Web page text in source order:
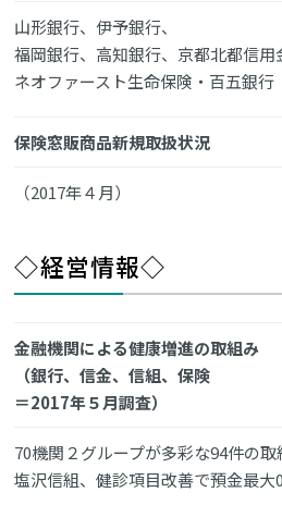
山形銀行、伊予銀行、
福岡銀行、高知銀行、京都北都信用
ネオファースト生命保険・百五銀行
保険窓販商品新規取扱状況
（2017年４月）
◇経営情報◇
金融機関による健康増進の取組み
（銀行、信金、信組、保険
＝2017年５月調査）
70機関２グループが多彩な94件の取
塩沢信組、健診項目改善で預金最大